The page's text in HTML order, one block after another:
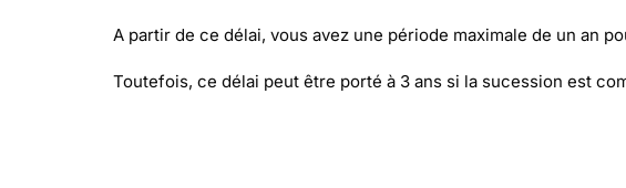
A partir de ce délai, vous avez une période maximale de un an
Toutefois, ce délai peut être porté à 3 ans si la sucession est